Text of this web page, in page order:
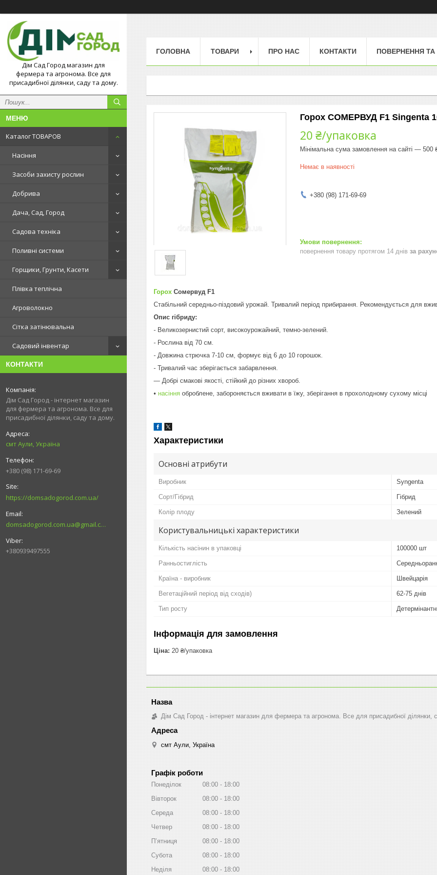
Дім Сад Город магазин для
фермера та агронома. Все для
присадибної ділянки, саду та дому.
Каталог ТОВАРОВ
Насіння
Засоби захисту рослин
Добрива
Дача, Сад, Город
Садова техніка
Поливні системи
Горщики, Грунти, Касети
Плівка теплічна
Агроволокно
Сітка затінювальна
Садовий інвентар
КОНТАКТИ
Дім Сад Город - інтернет магазин
для фермера та агронома. Все для
присадибної ділянки, саду та дому.
смт Аули, Україна
+380 (98) 171-69-69
https://domsadogorod.com.ua/
domsadogorod.com.ua@gmail.com
+380939497555
ГОЛОВНА ТОВАРИ ПРО НАС КОНТАКТИ ПОВЕРНЕННЯ ТА
Горох СОМЕРВУД F1 Singenta
20 ₴/упаковка
Мінімальна сума замовлення на сайті — 500
Немає в наявності
+380 (98) 171-69-69
повернення товару протягом 14 днів за
Горох Сомервуд F1
Стабільний середньо-піздовий урожай. Тривалий період прибирання. Рекомендується для
Опис гібриду:
- Великозернистий сорт, високоурожайний, темно-зелений.
- Рослина від 70 см.
- Довжина стрючка 7-10 см, формує від 6 до 10 горошок.
- Тривалий час зберігається забарвлення.
— Добрі смакові якості, стійкий до різних хвороб.
• насіння оброблене, забороняється вживати в їжу, зберігання в прохолодному сухому місці
Характеристики
Основні атрибути
Виробник Syngenta
Сорт/Гібрид Гібрид
Колір плоду Зелений
Користувальницькі характеристики
Кількість насінин в упаковці 100000 шт
Ранньостиглість
Країна - виробник Швейцарія
Вегетаційний період від сходів) 62-75 днів
Тип росту
Інформація для замовлення
Ціна: 20 ₴/упаковка
Дім Сад Город - інтернет магазин для фермера та агронома. Все для присадибної ділянки,
смт Аули, Україна
Графік роботи
Понеділок 08:00
18:00
Вівторок
08:00
18:00
Середа
08:00
18:00
Четвер
08:00
18:00
Пʼятниця
08:00
18:00
Субота
08:00
18:00
Неділя
08:00 18:00